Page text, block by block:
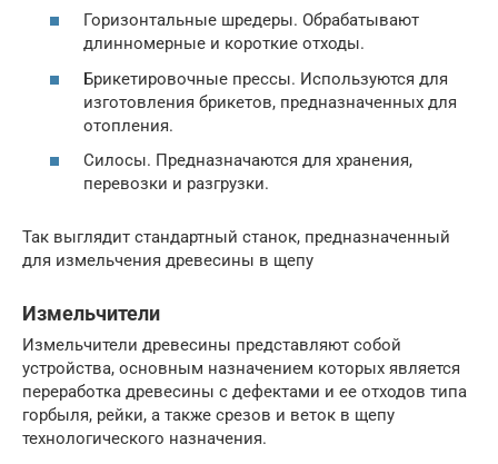
Горизонтальные шредеры. Обрабатывают
длинномерные и короткие отходы.
Брикетировочные прессы. Используются для
изготовления брикетов, предназначенных для
отопления.
Силосы. Предназначаются для хранения,
перевозки и разгрузки.
Так выглядит стандартный станок, предназначенный
для измельчения древесины в щепу
Измельчители
Измельчители древесины представляют собой
устройства, основным назначением которых является
переработка древесины с дефектами и ее отходов типа
горбыля, рейки, а также срезов и веток в щепу
технологического назначения.